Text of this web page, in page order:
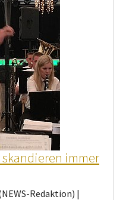
immer
Redaktion) |